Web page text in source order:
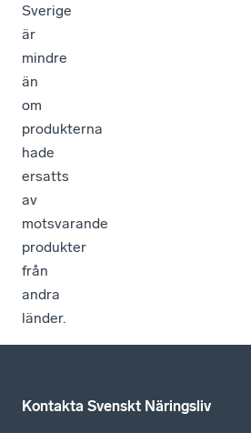
Sverige
är
mindre
än
om
produkterna
hade
ersatts
av
motsvarande
produkter
från
andra
länder.
Kontakta Svenskt Näringsliv